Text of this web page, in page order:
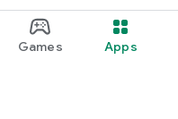
Games Apps